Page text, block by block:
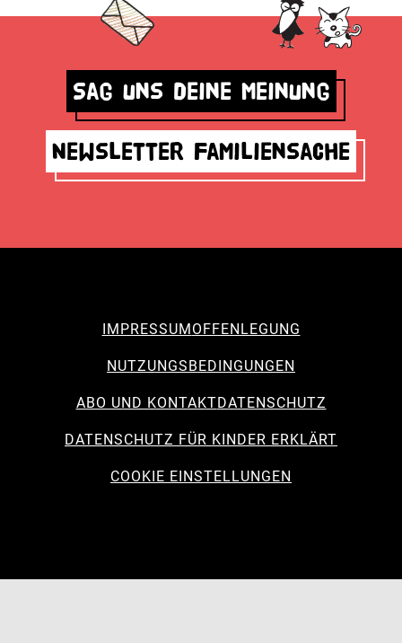
Sag uns deine Meinung
Newsletter Familiensache
IMPRESSUMOFFENLEGUNG
NUTZUNGSBEDINGUNGEN
ABO UND KONTAKTDATENSCHUTZ
DATENSCHUTZ FÜR KINDER ERKLÄRT
COOKIE EINSTELLUNGEN